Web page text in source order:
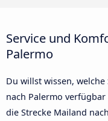
Service und
Palermo
Du willst wissen,
nach Palermo
die Strecke Mailand